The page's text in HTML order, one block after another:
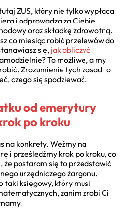
ZUS, który nie tylko wypłaca
i odprowadza za Ciebie
oraz składkę zdrowotną.
co miesiąc robić przelewów do
się, jak obliczyć
To możliwe, a my
Zrozumienie tych zasad to
czego się spodziewać.
od emerytury
po kroku
na konkrety. Weźmy na
i prześledźmy krok po kroku, co
że postaram się to przedstawić
urzędniczego żargonu.
taki księgowy, który musi
zanim zrobi Ci